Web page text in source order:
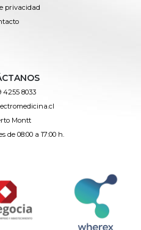
privacidad
4255 8033
Montt
de 08:00 a 17:00 h.